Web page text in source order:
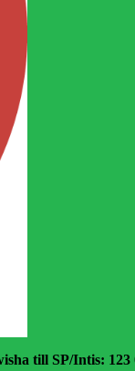
till SP/Intis: 123